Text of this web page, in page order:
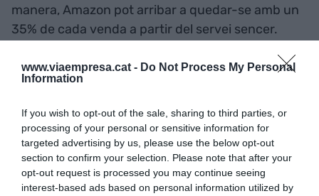
www.viaempresa.cat - Do Not Process My Personal
Information
If you wish to opt-out of the sale, sharing to third parties, or
processing of your personal or sensitive information for
targeted advertising by us, please use the below opt-out
section to confirm your selection. Please note that after your
opt-out request is processed you may continue seeing
interest-based ads based on personal information utilized by
manera, Amazon pot arribar a quedar-se amb un
35% de cada venda a partir del servei sencer.
Amb la idea de mostrar el potencial d'aquesta
del Treball Nacional i Acció. La idea era connectar
amb les pimes catalanes a través del seu
programaDespega , una formació en línia gratuïta
a l'abast de qualsevol comerç. "La transició digital
cap al comerç electrònic no és una opció, sinó un